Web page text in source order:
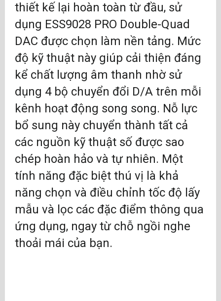
thiết kế lại hoàn toàn từ đầu, sử
dụng ESS9028 PRO Double-Quad
DAC được chọn làm nền tảng. Mức
độ kỹ thuật này giúp cải thiện đáng
kể chất lượng âm thanh nhờ sử
dụng 4 bộ chuyển đổi D/A trên mỗi
kênh hoạt động song song. Nỗ lực
bổ sung này chuyển thành tất cả
các nguồn kỹ thuật số được sao
chép hoàn hảo và tự nhiên. Một
tính năng đặc biệt thú vị là khả
năng chọn và điều chỉnh tốc độ lấy
mẫu và lọc các đặc điểm thông qua
ứng dụng, ngay từ chỗ ngồi nghe
thoải mái của bạn.